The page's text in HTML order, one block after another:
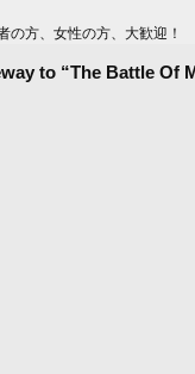
方、女性の方、大歓迎！
to “The Battle Of